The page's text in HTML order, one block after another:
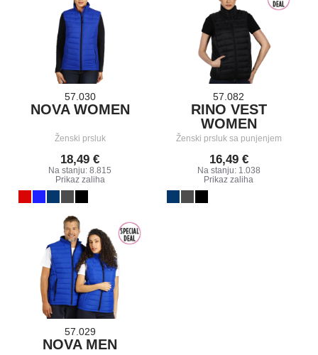
57.030
NOVA WOMEN
Ženski prsluk
18,49 €
Na stanju: 8.815
Prikaz zaliha
57.082
RINO VEST
WOMEN
Ženski prsluk sa punjenjem
16,49 €
Na stanju: 1.038
Prikaz zaliha
57.029
NOVA MEN